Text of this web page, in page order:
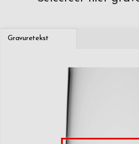
Gravuretekst